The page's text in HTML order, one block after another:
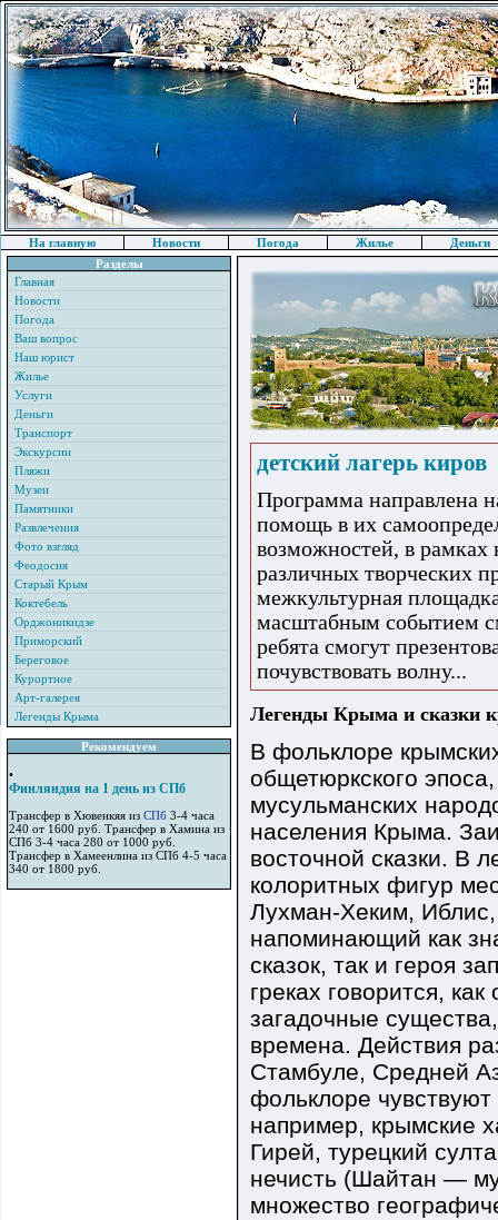
На главную Новости Погода Жилье
Деньги
Разделы
Главная
Новости
Погода
Ваш вопрос
Наш юрист
Жилье
Услуги
Деньги
Транспорт
Экскурсии
Пляжи
Музеи
Памятники
Развлечения
Фото взгляд
Феодосия
Старый Крым
Коктебель
Орджоникидзе
Приморский
Береговое
Курортное
Арт-галерея
Легенды Крыма
Рекомендуем
•
Финляндия на 1 день из СПб
Трансфер в Хювенкяя из СПб 3-4 часа
240 от 1600 руб. Трансфер в Хамина из
СПб 3-4 часа 280 от 1000 руб.
Трансфер в Хамеенлина из СПб 4-5 часа
340 от 1800 руб.
детский лагерь киров
Программа направлена
помощь в их
возможностей, в рамках
различных творческих
межкультурная
масштабным событием
ребята смогут
почувствовать волну...
Легенды Крыма и сказки
В фольклоре
общетюркского
мусульманских
населения Крыма.
восточной сказки. В
колоритных фигур
Лухман-Хеким,
напоминающий как
сказок, так и героя
греках говорится,
загадочные
времена. Действия
Стамбуле, Средней
фольклоре
например, крымские
Гирей, турецкий
нечисть (Шайтан —
множество